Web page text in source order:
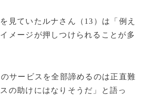
見ていたルナさん（13）は「例え
メージが押しつけられることが多
サービスを全部諦めるのは正直難
の助けにはなりそうだ」と語っ